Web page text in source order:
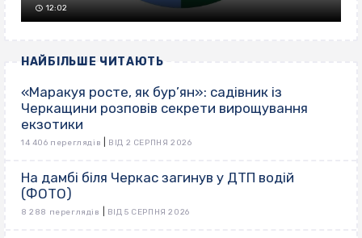
12:02
НАЙБІЛЬШЕ ЧИТАЮТЬ
«Маракуя росте, як бур’ян»: садівник із
Черкащини розповів секрети вирощування
екзотики
14 406 переглядів ВІД 2 СЕРПНЯ 2026
На дамбі біля Черкас загинув у ДТП водій
(ФОТО)
8 288 переглядів ВІД 5 СЕРПНЯ 2026